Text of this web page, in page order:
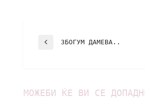
ЗБОГУМ ДАМЕВА..
МОЖЕБИ ЌЕ ВИ СЕ